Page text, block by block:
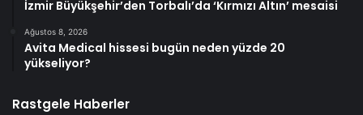
İzmir Büyükşehir’den Torbalı’da ‘Kırmızı Altın’ mesaisi
Ağustos 8, 2026
Avita Medical hissesi bugün neden yüzde 20
yükseliyor?
Rastgele Haberler